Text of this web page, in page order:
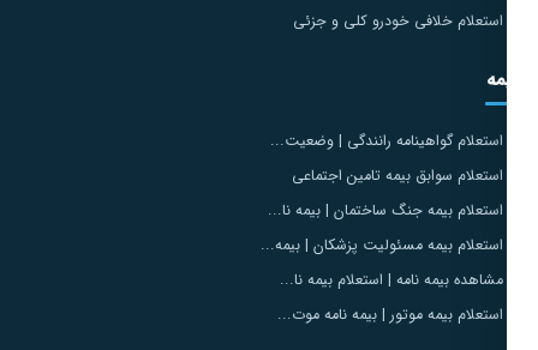
استعلام خلافی خودرو کلی و جزئی
استعلام گواهینامه رانندگی | وضعیت...
استعلام سوابق بیمه تامین اجتماعی
استعلام بیمه جنگ ساختمان | بیمه نا...
استعلام بیمه مسئولیت پزشکان | بیمه...
مشاهده بیمه نامه | استعلام بیمه نا...
استعلام بیمه موتور | بیمه نامه موت...